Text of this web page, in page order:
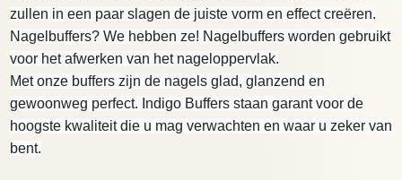
zullen in een paar slagen de juiste vorm en effect creëren.
Nagelbuffers? We hebben ze! Nagelbuffers worden gebruikt
voor het afwerken van het nageloppervlak.
Met onze buffers zijn de nagels glad, glanzend en
gewoonweg perfect. Indigo Buffers staan garant voor de
hoogste kwaliteit die u mag verwachten en waar u zeker van
bent.